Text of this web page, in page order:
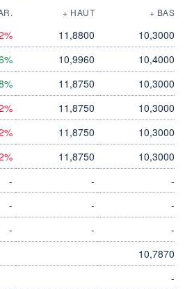
+ HAUT + BAS
11,8800
10,3000
10,9960
10,4000
11,8750
10,3000
11,8750
10,3000
11,8750
10,3000
11,8750
10,3000
- -
-
- -
-
- -
-
10,7870
-